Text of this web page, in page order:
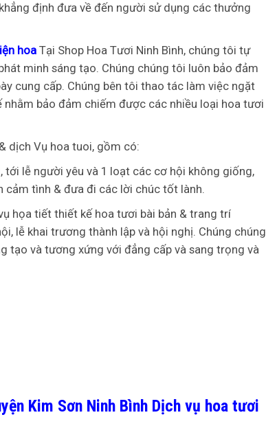
định đưa về đến người sử dụng các thưởng
hoaTại Shop Hoa Tươi Ninh Bình, chúng tôi tự
minh sáng tạo. Chúng chúng tôi luôn bảo đảm
cung cấp. Chúng bên tôi thao tác làm việc ngặt
bảo đảm chiếm được các nhiều loại hoa tươi
dịch Vụ hoa tuoi, gồm có:
tới lễ người yêu và 1 loạt các cơ hội không giống,
cảm tình & đưa đi các lời chúc tốt lành.
họa tiết thiết kế hoa tươi bài bản & trang trí
lễ khai trương thành lập và hội nghị. Chúng chúng
tạo và tương xứng với đẳng cấp và sang trọng và
Kim Sơn Ninh Bình Dịch vụ hoa tươi